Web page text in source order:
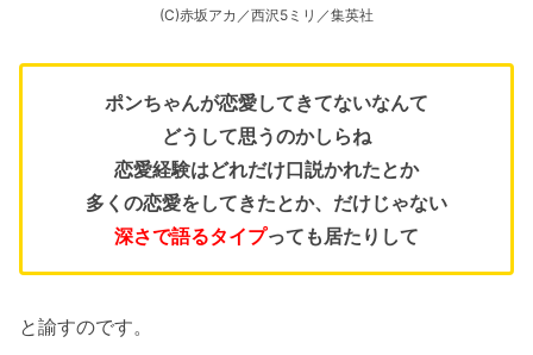
(C)赤坂アカ／西沢5ミリ／集英社
ポンちゃんが恋愛してきてないなんて
どうして思うのかしらね
恋愛経験はどれだけ口説かれたとか
多くの恋愛をしてきたとか、だけじゃない
深さで語るタイプっても居たりして
と諭すのです。